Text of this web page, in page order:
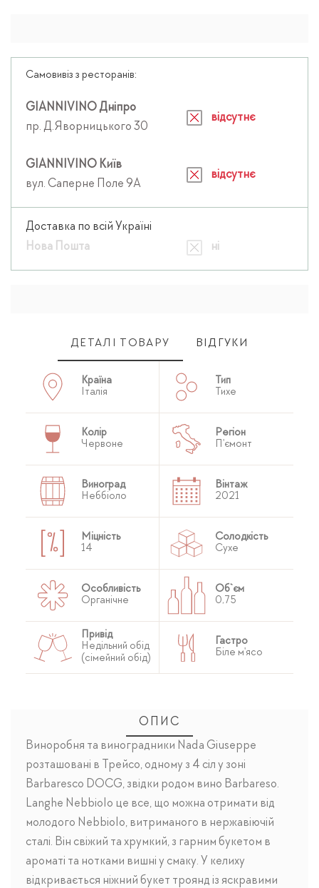
Самовивіз з ресторанів:
GIANNIVINO Дніпро
пр. Д.Яворницького 30
відсутнє
GIANNIVINO Київ
вул. Саперне Поле 9А
відсутнє
Доставка по всій Україні
Нова Пошта
ні
ДЕТАЛІ ТОВАРУ ВІДГУКИ
Країна
Італія
Тип
Тихе
Колір
Червоне
Регіон
П'ємонт
Виноград
Неббіоло
Вінтаж
2021
Міцність
14
Солодкість
Сухе
Особливість
Органічне
Об`єм
0,75
Привід
Недільний обід
(сімейний обід)
Гастро
Біле м'ясо
ОПИС
Виноробня та виноградники Nada Giuseppe
розташовані в Трейсо, одному з 4 сіл у зоні
Barbaresco DOCG, звідки родом вино Barbareso.
Langhe Nebbiolo це все, що можна отримати від
молодого Nebbiolo, витриманого в нержавіючій
сталі. Він свіжий та хрумкий, з гарним букетом в
ароматі та нотками вишні у смаку. У келиху
відкривається ніжний букет троянд із яскравими